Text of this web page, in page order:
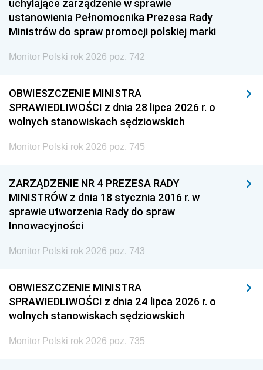
uchylające zarządzenie w sprawie
ustanowienia Pełnomocnika Prezesa Rady
Ministrów do spraw promocji polskiej marki
Monitor Polski rok 2026 poz. 742
OBWIESZCZENIE MINISTRA
SPRAWIEDLIWOŚCI z dnia 28 lipca 2026 r. o
wolnych stanowiskach sędziowskich
Monitor Polski rok 2026 poz. 745
ZARZĄDZENIE NR 4 PREZESA RADY
MINISTRÓW z dnia 18 stycznia 2016 r. w
sprawie utworzenia Rady do spraw
Innowacyjności
Monitor Polski rok 2026 poz. 743
OBWIESZCZENIE MINISTRA
SPRAWIEDLIWOŚCI z dnia 24 lipca 2026 r. o
wolnych stanowiskach sędziowskich
Monitor Polski rok 2026 poz. 735